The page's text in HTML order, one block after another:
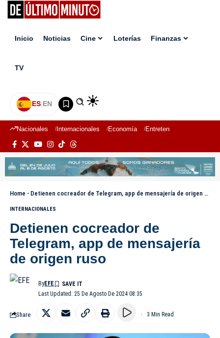
Inicio Noticias Cine Loterías Finanzas
TV
ES|EN
Nacionales Internacionales Economía Entretenimiento
Home - Detienen cocreador de Telegram, app de mensajería de origen ruso
INTERNACIONALES
Detienen cocreador de
Telegram, app de mensajería
de origen ruso
Last Updated: 25 De Agosto De 2024 08:35
ByEFE
Share 3 Min Read